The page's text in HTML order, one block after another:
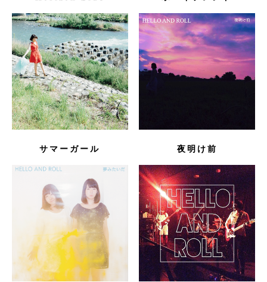
サマーガール 夜明け前